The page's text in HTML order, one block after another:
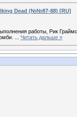
Dead (№№87-88) [RU]
работы, Рик
Читать дальше »